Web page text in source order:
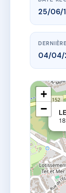
25/06/
04/04/
+
−